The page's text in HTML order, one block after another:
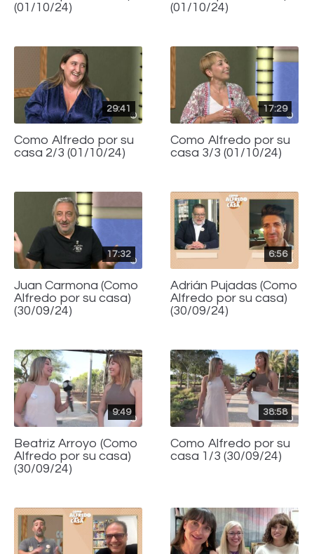
(01/10/24)
(01/10/24)
29:41
Como Alfredo por su
casa 2/3 (01/10/24)
17:29
Como Alfredo por su
casa 3/3 (01/10/24)
17:32
Juan Carmona (Como
Alfredo por su casa)
(30/09/24)
6:56
Adrián Pujadas (Como
Alfredo por su casa)
(30/09/24)
9:49
Beatriz Arroyo (Como
Alfredo por su casa)
(30/09/24)
38:58
Como Alfredo por su
casa 1/3 (30/09/24)